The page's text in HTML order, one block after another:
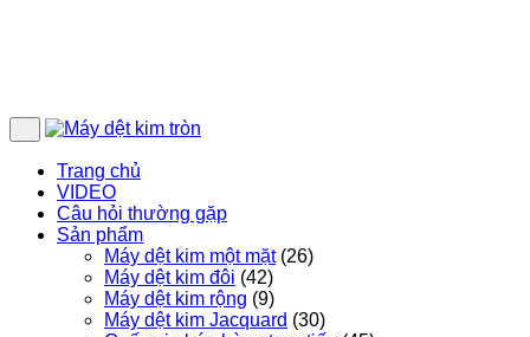
Trang chủ
VIDEO
Câu hỏi thường gặp
Sản phẩm
Máy dệt kim một mặt(26)
Máy dệt kim đôi (42)
Máy dệt kim rộng (9)
Máy dệt kim Jacquard (30)